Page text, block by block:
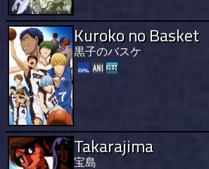
Kuroko no Basket
黒子のバスケ
Takarajima
宝島